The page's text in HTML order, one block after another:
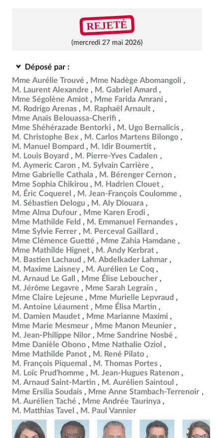
REJETÉ
(mercredi 27 mai 2026)
Déposé par :
Mme Aurélie Trouvé
Mme Nadège Abomangoli
M. Laurent Alexandre
M. Gabriel Amard
Mme Ségolène Amiot
Mme Farida Amrani
M. Rodrigo Arenas
M. Raphaël Arnault
Mme Anaïs Belouassa-Cherifi
Mme Shéhérazade Bentorki
M. Ugo Bernalicis
M. Christophe Bex
M. Carlos Martens Bilongo
M. Manuel Bompard
M. Idir Boumertit
M. Louis Boyard
M. Pierre-Yves Cadalen
M. Aymeric Caron
M. Sylvain Carrière
Mme Gabrielle Cathala
M. Bérenger Cernon
Mme Sophia Chikirou
M. Hadrien Clouet
M. Éric Coquerel
M. Jean-François Coulomme
M. Sébastien Delogu
M. Aly Diouara
Mme Alma Dufour
Mme Karen Erodi
Mme Mathilde Feld
M. Emmanuel Fernandes
Mme Sylvie Ferrer
M. Perceval Gaillard
Mme Clémence Guetté
Mme Zahia Hamdane
Mme Mathilde Hignet
M. Andy Kerbrat
M. Bastien Lachaud
M. Abdelkader Lahmar
M. Maxime Laisney
M. Aurélien Le Coq
M. Arnaud Le Gall
Mme Élise Leboucher
M. Jérôme Legavre
Mme Sarah Legrain
Mme Claire Lejeune
Mme Murielle Lepvraud
M. Antoine Léaument
Mme Élisa Martin
M. Damien Maudet
Mme Marianne Maximi
Mme Marie Mesmeur
Mme Manon Meunier
M. Jean-Philippe Nilor
Mme Sandrine Nosbé
Mme Danièle Obono
Mme Nathalie Oziol
Mme Mathilde Panot
M. René Pilato
M. François Piquemal
M. Thomas Portes
M. Loïc Prud'homme
M. Jean-Hugues Ratenon
M. Arnaud Saint-Martin
M. Aurélien Saintoul
Mme Ersilia Soudais
Mme Anne Stambach-Terrenoir
M. Aurélien Taché
Mme Andrée Taurinya
M. Matthias Tavel
M. Paul Vannier